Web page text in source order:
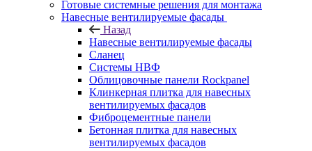
Готовые системные решения для монтажа
Навесные вентилируемые фасады
Назад
Навесные вентилируемые фасады
Сланец
Системы НВФ
Облицовочные панели Rockpanel
Клинкерная плитка для навесных
вентилируемых фасадов
Фиброцементные панели
Бетонная плитка для навесных
вентилируемых фасадов